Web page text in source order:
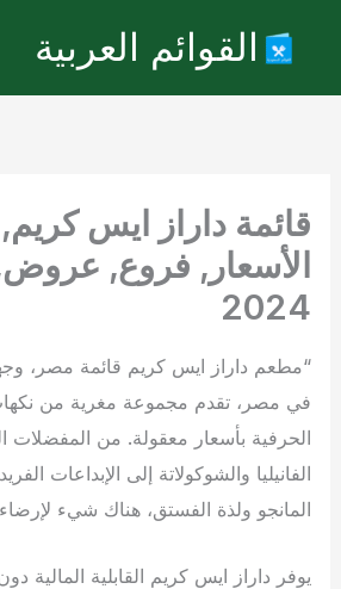
القوائم العربية
قائمة داراز ايس
الأسعار, فروع,
2024
“مطعم داراز ايس كريم قائمة مصر،
في مصر، تقدم مجموعة مغرية من
الحرفية بأسعار معقولة. من المفضلات
الفانيليا والشوكولاتة إلى الإبداعات
المانجو ولذة الفستق، هناك شيء
يوفر داراز ايس كريم القابلية المالية